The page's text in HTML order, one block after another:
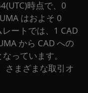
時点で、0
はおよそ 0
ートでは、1 CAD
から CAD への
っています。
さまざまな取引オ